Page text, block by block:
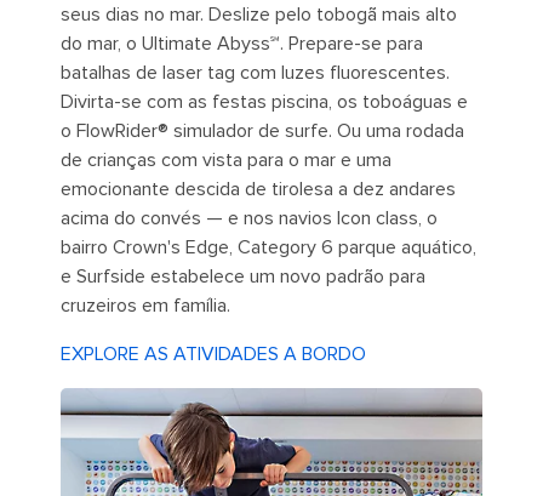
seus dias no mar. Deslize pelo tobogã mais alto
do mar, o Ultimate Abyss℠. Prepare-se para
batalhas de laser tag com luzes fluorescentes.
Divirta-se com as festas piscina, os toboáguas e
o FlowRider® simulador de surfe. Ou uma rodada
de crianças com vista para o mar e uma
emocionante descida de tirolesa a dez andares
acima do convés — e nos navios Icon class, o
bairro Crown's Edge, Category 6 parque aquático,
e Surfside estabelece um novo padrão para
cruzeiros em família.
EXPLORE AS ATIVIDADES A BORDO